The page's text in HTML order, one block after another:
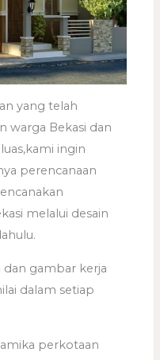
yang telah
warga Bekasi dan
ingin
perencanaan
melalui desain
dan gambar kerja
dalam setiap
perkotaan